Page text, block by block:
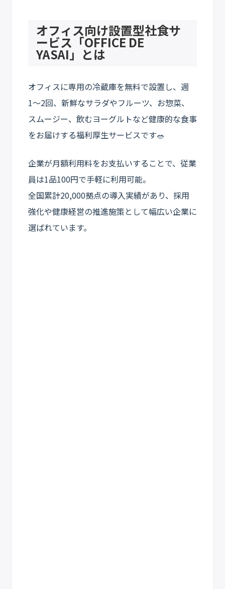
オフィス向け設置型社食サ
ービス「OFFICE DE
YASAI」とは
オフィスに専用の冷蔵庫を無料で設置し、週
1〜2回、新鮮なサラダやフルーツ、お惣菜、
スムージー、飲むヨーグルトなど健康的な食事
をお届けする福利厚生サービスです🥗
企業が月額利用料をお支払いすることで、従業
員は1品100円で手軽に利用可能。
全国累計20,000拠点の導入実績があり、採用
強化や健康経営の推進施策として幅広い企業に
選ばれています。